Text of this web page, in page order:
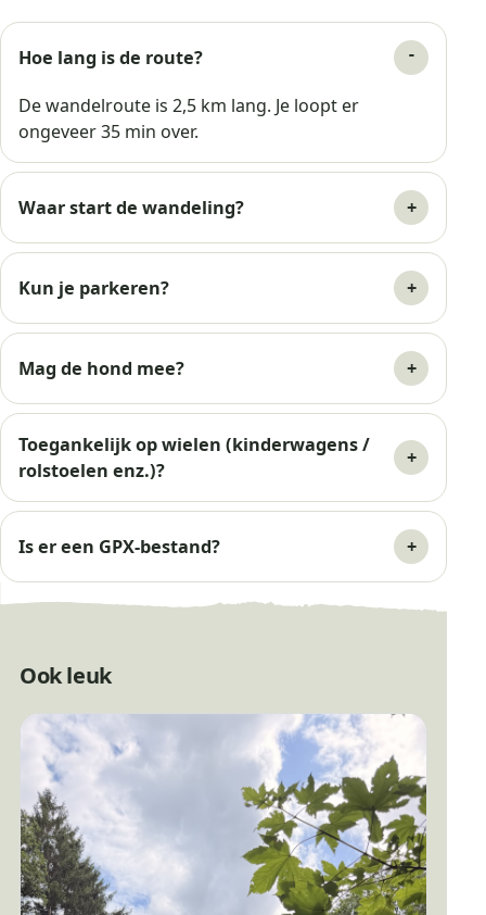
Hoe lang is de route?
De wandelroute is 2,5 km lang. Je loopt er
ongeveer 35 min over.
Waar start de wandeling?
Kun je parkeren?
Mag de hond mee?
Toegankelijk op wielen (kinderwagens /
rolstoelen enz.)?
Is er een GPX-bestand?
Ook leuk